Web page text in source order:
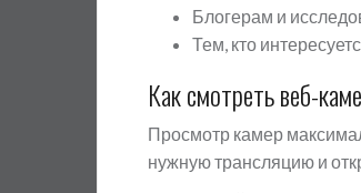
Блогерам и
Тем, кто
Как смотреть веб-
Просмотр камер
нужную трансляцию и